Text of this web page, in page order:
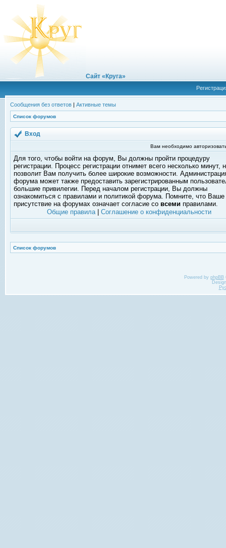
Сайт «Круга»
Сообщения без ответов | Активные темы
Список форумов
Вход
Вам необходимо
Для того, чтобы войти на форум, Вы должны пройти процедуру
регистрации. Процесс регистрации отнимет всего несколько минут,
позволит Вам получить более широкие возможности.
форума может также предоставить зарегистрированным
большие привилегии. Перед началом регистрации, Вы должны
ознакомиться с правилами и политикой форума. Помните, что Ваше
присутствие на форумах означает согласие со всеми правилами.
Общие правила| Соглашение о конфиденциальности
Список форумов
Powered by phpBB